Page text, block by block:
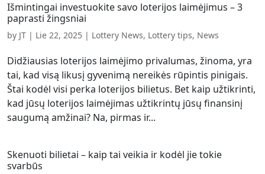
Išmintingai investuokite savo loterijos laimėjimus – 3
paprasti žingsniai
by JT | Lie 22, 2025 | Lottery News, Lottery tips, News
Didžiausias loterijos laimėjimo privalumas, žinoma, yra
tai, kad visą likusį gyvenimą nereikės rūpintis pinigais.
Štai kodėl visi perka loterijos bilietus. Bet kaip užtikrinti,
kad jūsų loterijos laimėjimas užtikrintų jūsų finansinį
saugumą amžinai? Na, pirmas ir...
Skenuoti bilietai – kaip tai veikia ir kodėl jie tokie
svarbūs